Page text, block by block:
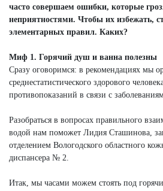
часто совершаем ошибки, которые
неприятностями. Чтобы их избежать,
элементарных правил. Каких?
Миф 1. Горячий душ и ванна полезны
Сразу оговоримся: в рекомендациях мы
среднестатистического здорового
противопоказаний в связи с
Разобраться в вопросах правильного
водой нам поможет Лидия Сташинова,
отделением Вологодского областного
диспансера № 2.
Итак, мы часами можем стоять под